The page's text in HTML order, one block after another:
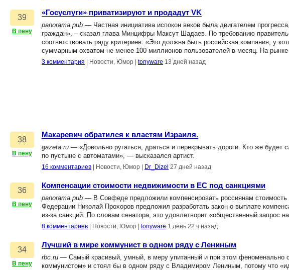
39
В пену
«Госуслуги» приватизируют и продадут VK
panorama.pub — Частная инициатива испокон веков была двигателем
граждан», – сказал глава Минцифры Максут Шадаев. По требованию
соответствовать ряду критериев: «Это должна быть российская компания, у
суммарным охватом не менее 100 миллионов пользователей в месяц. На рынке
3 комментария Новости, Юмор tonyware 13 дней назад
38
В пену
Макаревич обратился к властям Израиля.
gazeta.ru — «Довольно ругаться, драться и перекрывать дороги. Кто же
по пустыне с автоматами», — высказался артист.
16 комментариев Новости, Юмор Dr_Dizel 27 дней назад
36
В пену
Компенсации стоимости недвижимости в ЕС под санкциями
panorama.pub — В Совфеде предложили компенсировать россиянам
Федерации Николай Прохоров предложил разработать закон о выплате
из-за санкций. По словам сенатора, это удовлетворит «общественный запрос
8 комментариев Новости, Юмор tonyware 1 день 22 ч назад
34
В пену
Лучший в мире коммунист в одном ряду с Лениным
rbc.ru — Самый красивый, умный, в меру упитанный и при этом феноменально
коммунистом» и стоял бы в одном ряду с Владимиром Лениным, потому что